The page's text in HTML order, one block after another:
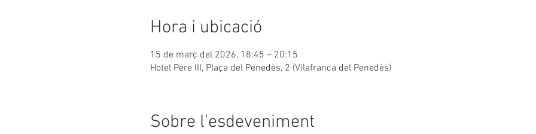
Hora i ubicació
15 de març del 2026, 18:45 – 20:15
Hotel Pere III, Plaça del Penedès, 2 (Vilafranca del Penedès)
Sobre l'esdeveniment